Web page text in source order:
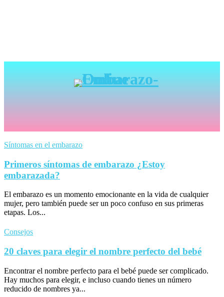
Síntomas en el embarazo
Primeros síntomas de embarazo ¿Estoy
embarazada?
El embarazo es un momento emocionante en la vida de cualquier
mujer, pero también puede ser un poco confuso en sus primeras
etapas. Los...
Consejos
20 claves para elegir el nombre perfecto del bebé
Encontrar el nombre perfecto para el bebé puede ser complicado.
Hay muchos para elegir, e incluso cuando tienes un número
reducido de nombres ya...